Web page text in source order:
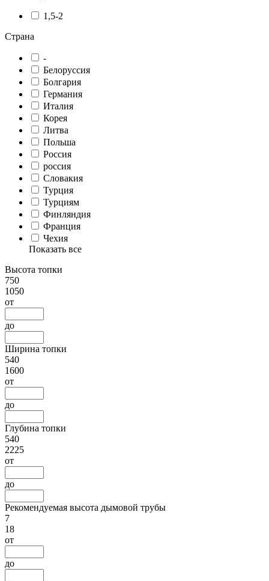
1,5-2
Страна
-
Белоруссия
Болгария
Германия
Италия
Корея
Литва
Польша
Россия
россия
Словакия
Турция
Турциям
Финляндия
Франция
Чехия
Показать все
Высота топки
750
1050
от
до
Ширина топки
540
1600
от
до
Глубина топки
540
2225
от
до
Рекомендуемая высота дымовой трубы
7
18
от
до